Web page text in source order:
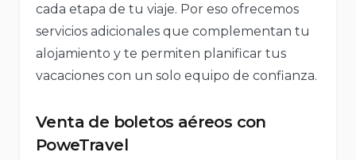
cada etapa de tu viaje. Por eso ofrecemos
servicios adicionales que complementan tu
alojamiento y te permiten planificar tus
vacaciones con un solo equipo de confianza.
Venta de boletos aéreos con
PoweTravel